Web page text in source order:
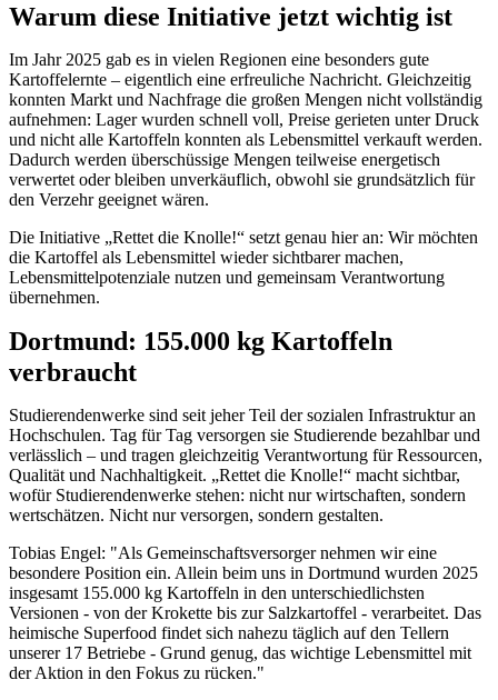
Warum diese Initiative jetzt wichtig ist
Im Jahr 2025 gab es in vielen Regionen eine besonders gute
Kartoffelernte – eigentlich eine erfreuliche Nachricht. Gleichzeitig
konnten Markt und Nachfrage die großen Mengen nicht vollständig
aufnehmen: Lager wurden schnell voll, Preise gerieten unter Druck
und nicht alle Kartoffeln konnten als Lebensmittel verkauft werden.
Dadurch werden überschüssige Mengen teilweise energetisch
verwertet oder bleiben unverkäuflich, obwohl sie grundsätzlich für
den Verzehr geeignet wären.
Die Initiative „Rettet die Knolle!“ setzt genau hier an: Wir möchten
die Kartoffel als Lebensmittel wieder sichtbarer machen,
Lebensmittelpotenziale nutzen und gemeinsam Verantwortung
übernehmen.
Dortmund: 155.000 kg Kartoffeln
verbraucht
Studierendenwerke sind seit jeher Teil der sozialen Infrastruktur an
Hochschulen. Tag für Tag versorgen sie Studierende bezahlbar und
verlässlich – und tragen gleichzeitig Verantwortung für Ressourcen,
Qualität und Nachhaltigkeit. „Rettet die Knolle!“ macht sichtbar,
wofür Studierendenwerke stehen: nicht nur wirtschaften, sondern
wertschätzen. Nicht nur versorgen, sondern gestalten.
Tobias Engel: "Als Gemeinschaftsversorger nehmen wir eine
besondere Position ein. Allein beim uns in Dortmund wurden 2025
insgesamt 155.000 kg Kartoffeln in den unterschiedlichsten
Versionen - von der Krokette bis zur Salzkartoffel - verarbeitet. Das
heimische Superfood findet sich nahezu täglich auf den Tellern
unserer 17 Betriebe - Grund genug, das wichtige Lebensmittel mit
der Aktion in den Fokus zu rücken."